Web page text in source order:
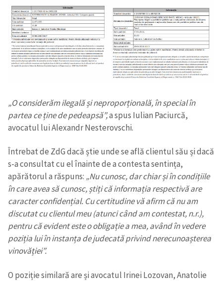
„O considerăm ilegală și neproporțională, în special în
partea ce ține de pedeapsă”,a spus Iulian Paciurcă,
avocatul lui Alexandr Nesterovschi.
Întrebat de ZdG dacă știe unde se află clientul său și dacă
s-a consultat cu el înainte de a contesta sentința,
apărătorul a răspuns: „Nu cunosc, dar chiar și în condițiile
în care avea să cunosc, știți că informația respectivă are
caracter confidențial. Cu certitudine vă afirm că nu am
discutat cu clientul meu (atunci când am contestat, n.r.),
pentru că evident este o obligație a mea, având în vedere
poziția lui în instanța de judecată privind nerecunoașterea
vinovăției”.
O poziție similară are și avocatul Irinei Lozovan, Anatolie